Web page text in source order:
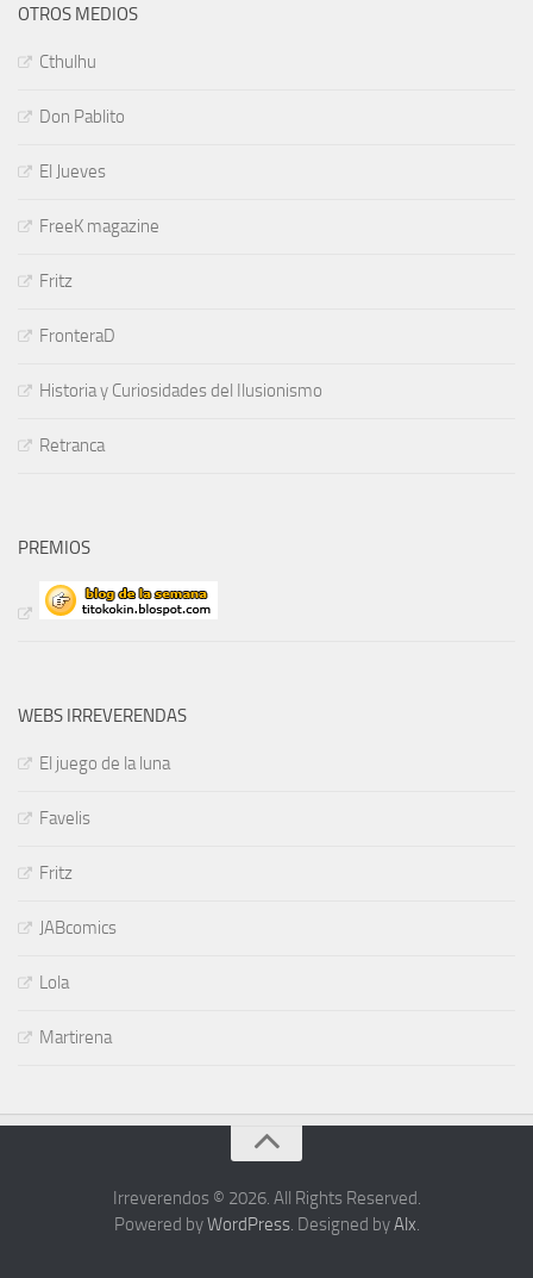
OTROS MEDIOS
Cthulhu
Don Pablito
El Jueves
FreeK magazine
Fritz
FronteraD
Historia y Curiosidades del Ilusionismo
Retranca
PREMIOS
WEBS IRREVERENDAS
El juego de la luna
Favelis
Fritz
JABcomics
Lola
Martirena
Irreverendos © 2026. All Rights Reserved.
Powered byWordPress. Designed byAlx.